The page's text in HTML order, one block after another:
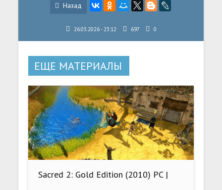
Назад
26.03.2026 - 23:12 697 0
ЕЩЕ МАТЕРИАЛЫ
Sacred 2: Gold Edition (2010) PC |